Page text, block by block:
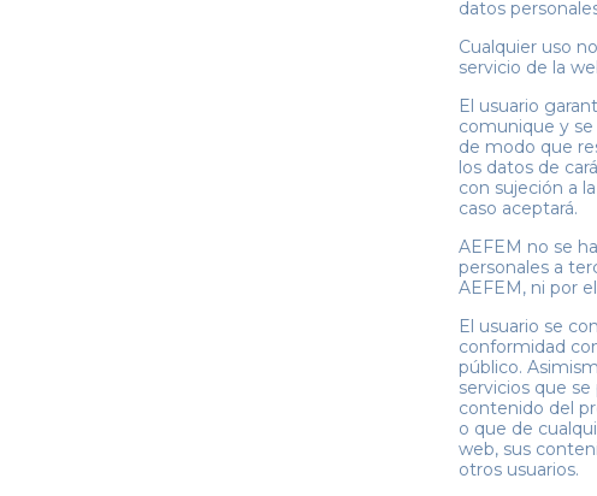
datos
Cualquier uso
servicio de la
El usuario
comunique y
de modo que
los datos de
con sujeción a
caso aceptará.
AEFEM no se
personales a
AEFEM, ni por
El usuario se
conformidad
público.
servicios que
contenido del
o que de
web, sus
otros usuarios.